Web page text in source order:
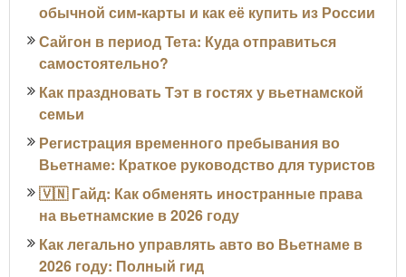
обычной сим-карты и как её купить из России
Сайгон в период Тета: Куда отправиться
самостоятельно?
Как праздновать Тэт в гостях у вьетнамской
семьи
Регистрация временного пребывания во
Вьетнаме: Краткое руководство для туристов
🇻🇳 Гайд: Как обменять иностранные права
на вьетнамские в 2026 году
Как легально управлять авто во Вьетнаме в
2026 году: Полный гид